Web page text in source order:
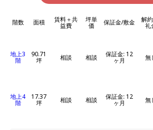
階数 面積 賃料＋共
益費
坪単
価 保証金/敷金 解
礼
地上3
階
90.71
坪 相談 相談 保証金: 12
ヶ月 無
地上4
階
17.37
坪 相談 相談 保証金: 12
ヶ月 無